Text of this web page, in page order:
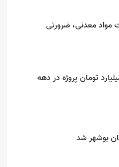
مواد معدنی، ضرورتی
۲۶۰ هزار میلیارد تومان پروژه در دهه
بوشهر شد